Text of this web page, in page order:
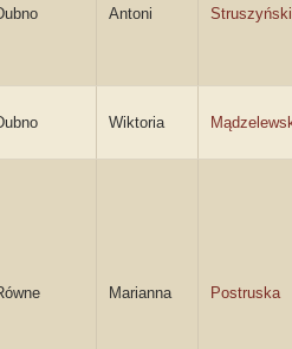
Antoni Struszyński
Wiktoria
Marianna Postruska